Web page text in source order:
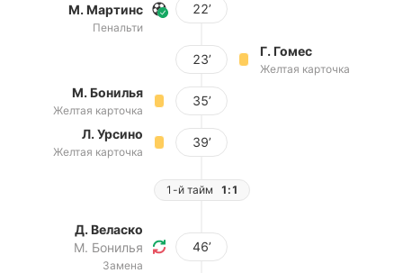
М. Мартинс
Пенальти
22’
23’
Г. Гомес
Желтая карточка
М. Бонилья
Желтая карточка
35’
Л. Урсино
Желтая карточка
39’
1-й тайм 1:1
Д. Веласко
М. Бонилья
Замена
46’